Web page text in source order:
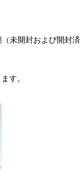
未開封および開封済
す。